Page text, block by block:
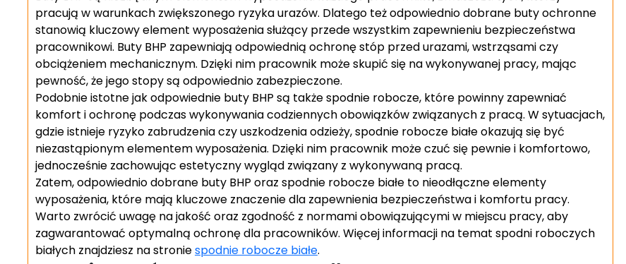
pracują w warunkach zwiększonego ryzyka urazów. Dlatego też odpowiednio dobrane buty ochronne
stanowią kluczowy element wyposażenia służący przede wszystkim zapewnieniu bezpieczeństwa
pracownikowi. Buty BHP zapewniają odpowiednią ochronę stóp przed urazami, wstrząsami czy
obciążeniem mechanicznym. Dzięki nim pracownik może skupić się na wykonywanej pracy, mając
pewność, że jego stopy są odpowiednio zabezpieczone.
Podobnie istotne jak odpowiednie buty BHP są także spodnie robocze, które powinny zapewniać
komfort i ochronę podczas wykonywania codziennych obowiązków związanych z pracą. W sytuacjach,
gdzie istnieje ryzyko zabrudzenia czy uszkodzenia odzieży, spodnie robocze białe okazują się być
niezastąpionym elementem wyposażenia. Dzięki nim pracownik może czuć się pewnie i komfortowo,
jednocześnie zachowując estetyczny wygląd związany z wykonywaną pracą.
Zatem, odpowiednio dobrane buty BHP oraz spodnie robocze białe to nieodłączne elementy
wyposażenia, które mają kluczowe znaczenie dla zapewnienia bezpieczeństwa i komfortu pracy.
Warto zwrócić uwagę na jakość oraz zgodność z normami obowiązującymi w miejscu pracy, aby
zagwarantować optymalną ochronę dla pracowników. Więcej informacji na temat spodni roboczych
białych znajdziesz na stroniespodnie robocze białe.